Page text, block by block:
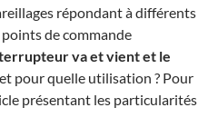
répondant à différents
de commande
va et vient et le
pour quelle utilisation ? Pour
présentant les particularités